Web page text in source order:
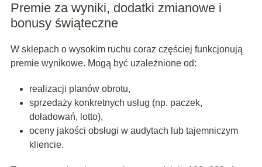
Premie za wyniki, dodatki zmianowe i
bonusy świąteczne
W sklepach o wysokim ruchu coraz częściej funkcjonują
premie wynikowe. Mogą być uzależnione od:
realizacji planów obrotu,
sprzedaży konkretnych usług (np. paczek,
doładowań, lotto),
oceny jakości obsługi w audytach lub tajemniczym
kliencie.